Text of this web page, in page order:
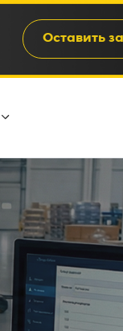
Оставить